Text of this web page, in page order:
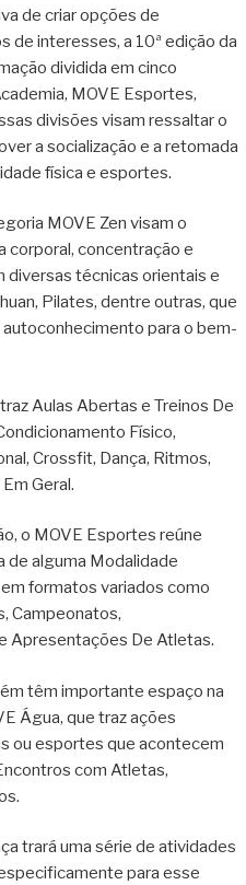
de criar opções de
de interesses, a 10ª edição da
dividida em cinco
MOVE Esportes,
divisões visam ressaltar o
a socialização e a retomada
física e esportes.
MOVE Zen visam o
corporal, concentração e
técnicas orientais e
Pilates, dentre outras, que
para o bem-
Aulas Abertas e Treinos De
Físico,
Crossfit, Dança, Ritmos,
Geral.
o MOVE Esportes reúne
de alguma Modalidade
formatos variados como
Campeonatos,
Apresentações De Atletas.
têm importante espaço na
Água, que traz ações
ou esportes que acontecem
com Atletas,
trará uma série de atividades
para esse